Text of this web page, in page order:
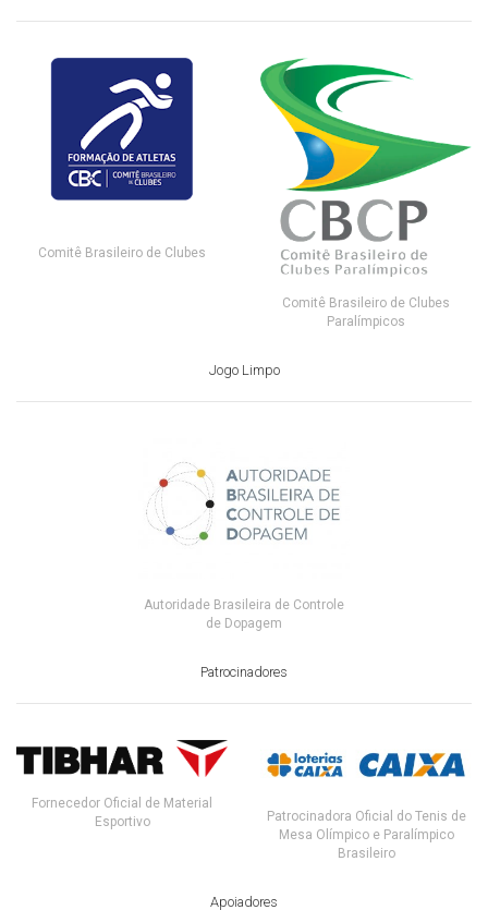
Comitê Brasileiro de Clubes
Comitê Brasileiro de Clubes
Paralímpicos
Jogo Limpo
Autoridade Brasileira de Controle
de Dopagem
Patrocinadores
Fornecedor Oficial de Material
Esportivo
Patrocinadora Oficial do Tenis de
Mesa Olímpico e Paralímpico
Brasileiro
Apoiadores